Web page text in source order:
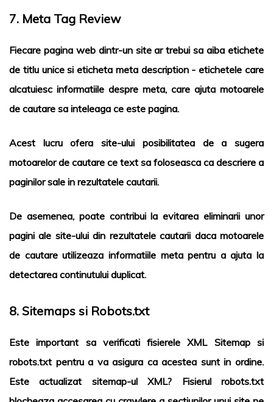
7. Meta Tag Review
Fiecare pagina web dintr-un site ar trebui sa aiba etichete
de titlu unice si eticheta meta description - etichetele care
alcatuiesc informatiile despre meta, care ajuta motoarele
de cautare sa inteleaga ce este pagina.
Acest lucru ofera site-ului posibilitatea de a sugera
motoarelor de cautare ce text sa foloseasca ca descriere a
paginilor sale in rezultatele cautarii.
De asemenea, poate contribui la evitarea eliminarii unor
pagini ale site-ului din rezultatele cautarii daca motoarele
de cautare utilizeaza informatiile meta pentru a ajuta la
detectarea continutului duplicat.
8. Sitemaps si Robots.txt
Este important sa verificati fisierele XML Sitemap si
robots.txt pentru a va asigura ca acestea sunt in ordine.
Este actualizat sitemap-ul XML? Fisierul robots.txt